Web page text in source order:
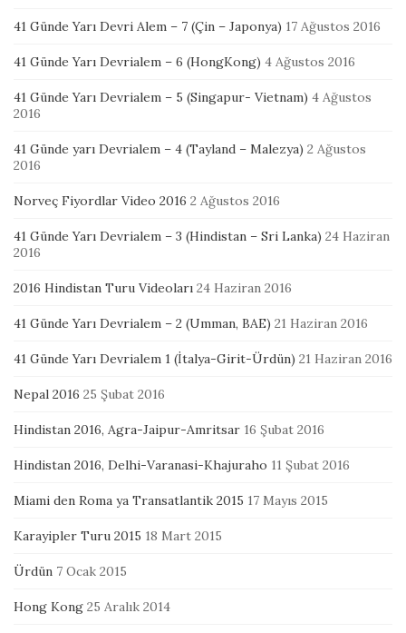
41 Günde Yarı Devri Alem – 7 (Çin – Japonya) 17 Ağustos 2016
41 Günde Yarı Devrialem – 6 (HongKong) 4 Ağustos 2016
41 Günde Yarı Devrialem – 5 (Singapur- Vietnam) 4 Ağustos
2016
41 Günde yarı Devrialem – 4 (Tayland – Malezya) 2 Ağustos
2016
Norveç Fiyordlar Video 2016 2 Ağustos 2016
41 Günde Yarı Devrialem – 3 (Hindistan – Sri Lanka) 24 Haziran
2016
2016 Hindistan Turu Videoları 24 Haziran 2016
41 Günde Yarı Devrialem – 2 (Umman, BAE) 21 Haziran 2016
41 Günde Yarı Devrialem 1 (İtalya-Girit-Ürdün) 21 Haziran 2016
Nepal 2016 25 Şubat 2016
Hindistan 2016, Agra-Jaipur-Amritsar 16 Şubat 2016
Hindistan 2016, Delhi-Varanasi-Khajuraho 11 Şubat 2016
Miami den Roma ya Transatlantik 2015 17 Mayıs 2015
Karayipler Turu 2015 18 Mart 2015
Ürdün 7 Ocak 2015
Hong Kong 25 Aralık 2014